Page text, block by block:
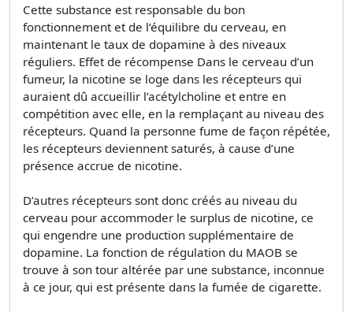
Cette substance est responsable du bon
fonctionnement et de l‘équilibre du cerveau, en
maintenant le taux de dopamine à des niveaux
réguliers. Effet de récompense Dans le cerveau d’un
fumeur, la nicotine se loge dans les récepteurs qui
auraient dû accueillir l’acétylcholine et entre en
compétition avec elle, en la remplaçant au niveau des
récepteurs. Quand la personne fume de façon répétée,
les récepteurs deviennent saturés, à cause d’une
présence accrue de nicotine.
D’autres récepteurs sont donc créés au niveau du
cerveau pour accommoder le surplus de nicotine, ce
qui engendre une production supplémentaire de
dopamine. La fonction de régulation du MAOB se
trouve à son tour altérée par une substance, inconnue
à ce jour, qui est présente dans la fumée de cigarette.